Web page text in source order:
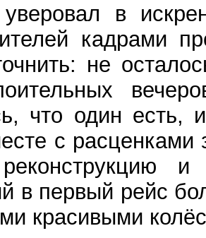
в
кадрами
не
что один есть,
с
в первый рейс
красивыми